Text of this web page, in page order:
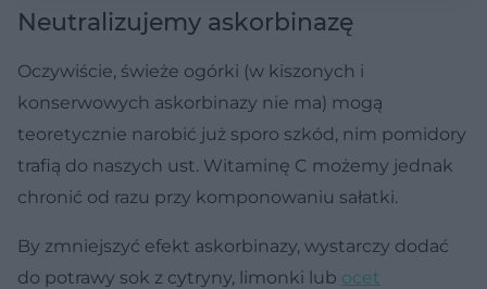
Neutralizujemy askorbinazę
Oczywiście, świeże ogórki (w kiszonych i
konserwowych askorbinazy nie ma) mogą
teoretycznie narobić już sporo szkód, nim pomidory
trafią do naszych ust. Witaminę C możemy jednak
chronić od razu przy komponowaniu sałatki.
By zmniejszyć efekt askorbinazy, wystarczy dodać
do potrawy sok z cytryny, limonki lub ocet